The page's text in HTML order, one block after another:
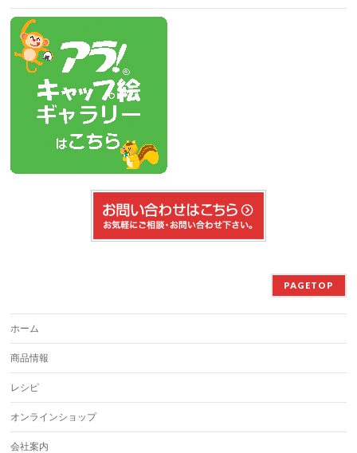
PAGETOP
ホーム
商品情報
レシピ
オンラインショップ
会社案内